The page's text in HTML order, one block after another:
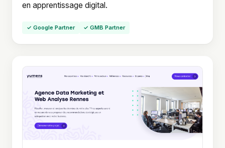
en apprentissage digital.
✓ Google Partner ✓ GMB Partner